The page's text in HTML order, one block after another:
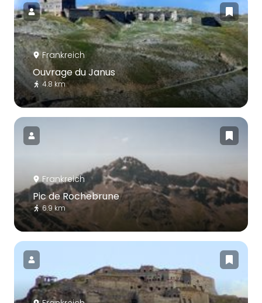
Frankreich
Ouvrage du Janus
4.8 km
Frankreich
Pic de Rochebrune
6.9 km